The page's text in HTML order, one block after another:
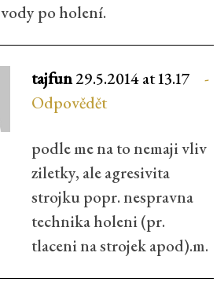
vody po holení.
tajfun29.5.2014 at 13.17
Odpovědět
podle me na to nemaji vliv
ziletky, ale agresivita
strojku popr. nespravna
technika holeni (pr.
tlaceni na strojek apod).m.